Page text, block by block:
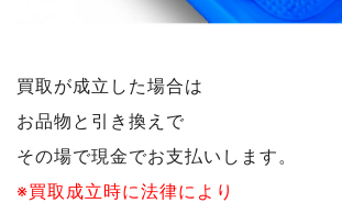
買取が成立した場合は
お品物と引き換えで
その場で現金でお支払いします。
※買取成立時に法律により